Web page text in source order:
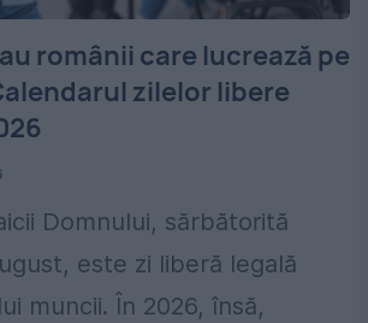
românii care lucrează pe
zilelor libere
Domnului, sărbătorită
este zi liberă legală
muncii. În 2026, însă,